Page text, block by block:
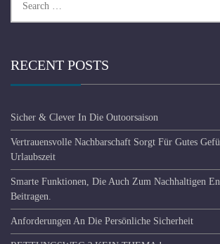
for:
RECENT POSTS
Sicher & Clever In Die Outoorsaison
Vertrauensvolle Nachbarschaft Sorgt Für Gutes
Urlaubszeit
Smarte Funktionen, Die Auch Zum Nachhaltigen
Beitragen.
Anforderungen An Die Persönliche Sicherheit